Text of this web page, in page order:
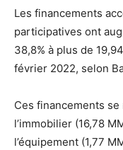
Les financements
participatives ont
38,8% à plus de
février 2022, selon
Ces financements
l’immobilier (16,78
l’équipement (1,77